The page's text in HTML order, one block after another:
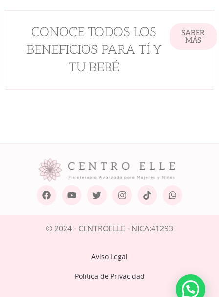
CONOCE TODOS LOS
BENEFICIOS PARA TÍ Y
TU BEBÉ
SABER
MÁS
© 2024 - CENTROELLE - NICA:41293
Aviso Legal
Política de Privacidad